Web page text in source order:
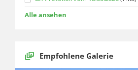
Alle ansehen
Empfohlene Galerie